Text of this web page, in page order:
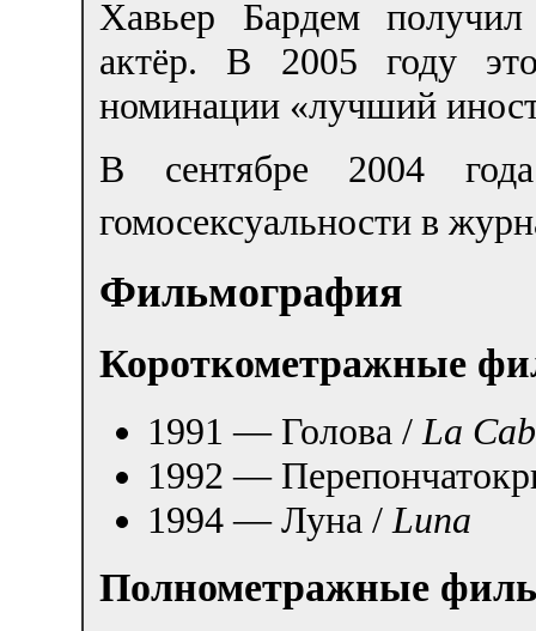
Хавьер Бардем
актёр. В 2005 году
номинации «лучший
В сентябре 2004
гомосексуальности в
Фильмография
Короткометражные
1991 — Голова / La
1992 —
1994 — Луна / Luna
Полнометражные